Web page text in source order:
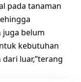
pada tanaman
juga belum
kebutuhan
luar,”terang